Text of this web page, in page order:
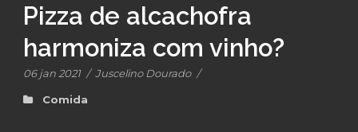
Pizza de alcachofra
harmoniza com vinho?
06 jan 2021 / Juscelino Dourado /
Comida